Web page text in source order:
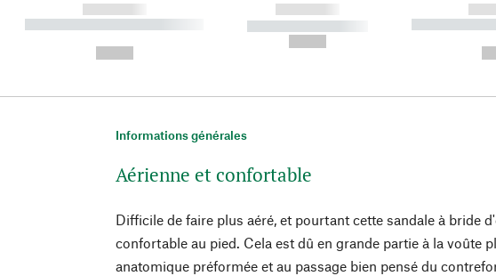
------------
----------- ----------- ----------
------------
----------- -----------
-----------
Informations générales
Aérienne et confortable
Difficile de faire plus aéré, et pourtant cette sandale à bride
confortable au pied. Cela est dû en grande partie à la voûte
anatomique préformée et au passage bien pensé du